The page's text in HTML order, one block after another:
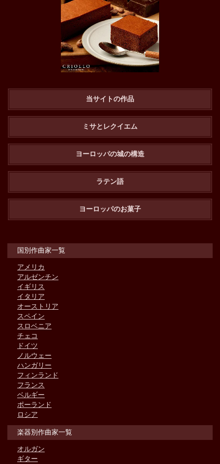
当サイトの作品
ミサとレクイエム
ヨーロッパの城の構造
ラテン語
ヨーロッパのお菓子
国別作曲家一覧
アメリカ
アルゼンチン
イギリス
イタリア
オーストリア
スペイン
スロベニア
チェコ
ドイツ
ノルウェー
ハンガリー
フィンランド
フランス
ベルギー
ポーランド
ロシア
楽器別作曲家一覧
オルガン
ギター